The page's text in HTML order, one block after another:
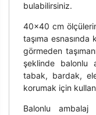
bulabilirsiniz.
40x40 cm
taşıma esnasında
görmeden
şeklinde balonlu
tabak, bardak,
korumak için
Balonlu